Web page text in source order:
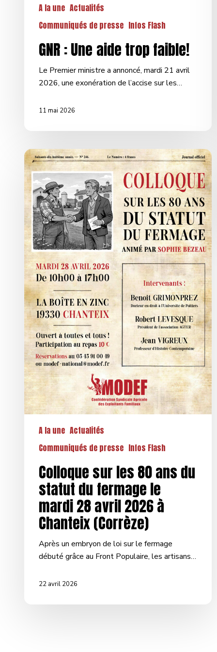
A la une Actualités
Communiqués de presse Infos Flash
GNR : Une aide trop faible!
Le Premier ministre a annoncé, mardi 21 avril
2026, une exonération de l’accise sur les…
11 mai 2026
Colloque
sur
les
80
ans
du
statut
du
fermage
le
mardi
28
avril
2026
à
Chanteix
(Corrèze)
A la une Actualités
Communiqués de presse Infos Flash
Colloque sur les 80 ans du
statut du fermage le
mardi 28 avril 2026 à
Chanteix (Corrèze)
Après un embryon de loi sur le fermage
débuté grâce au Front Populaire, les artisans…
22 avril 2026